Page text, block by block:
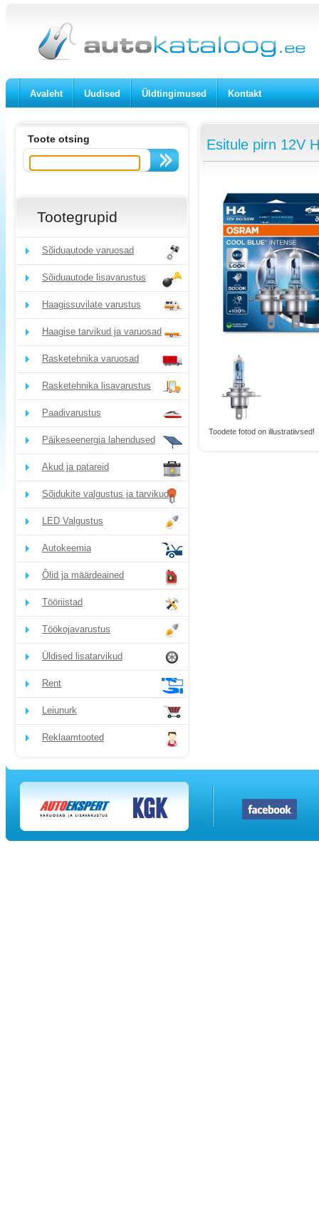
Avaleht Uudised Üldtingimused Kontakt
Toote otsing
Tootegrupid
Sõiduautode varuosad
Sõiduautode lisavarustus
Haagissuvilate varustus
Haagise tarvikud ja varuosad
Rasketehnika varuosad
Rasketehnika lisavarustus
Paadivarustus
Päikeseenergia lahendused
Akud ja patareid
Sõidukite valgustus ja tarvikud
LED Valgustus
Autokeemia
Õlid ja määrdeained
Tööriistad
Töökojavarustus
Üldised lisatarvikud
Rent
Leiunurk
Reklaamtooted
Esitule pirn 12V
Toodete fotod on illustratiivsed!